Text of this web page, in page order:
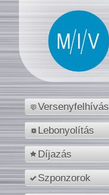
Versenyfelhívás
Lebonyolítás
Díjazás
Szponzorok